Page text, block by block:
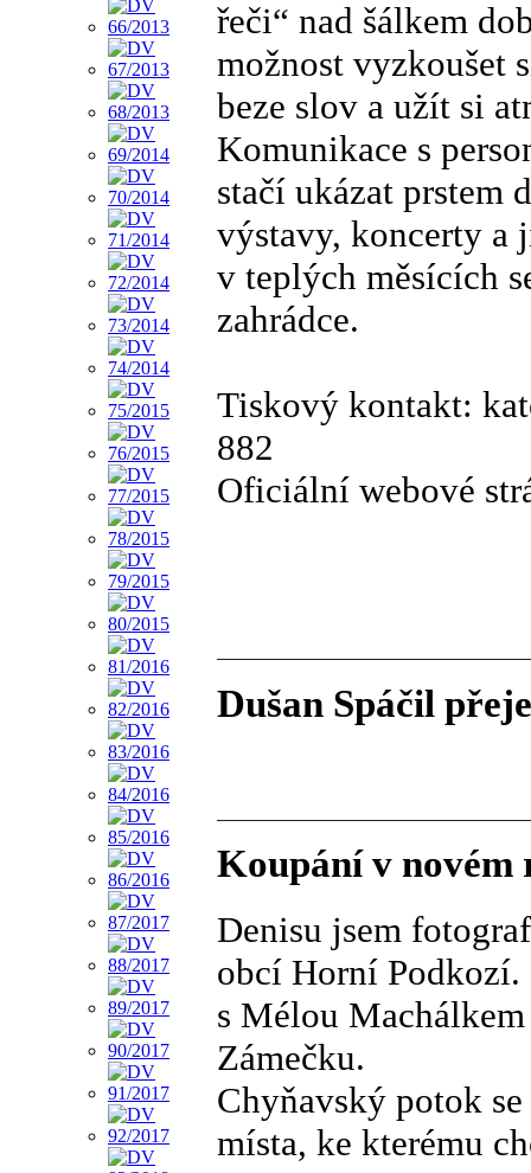
řeči“ nad šálkem
možnost vyzkoušet
beze slov a užít si
Komunikace s
stačí ukázat prstem
výstavy, koncerty a
v teplých měsících
zahrádce.
Tiskový kontakt:
882
Oficiální webové
Dušan Spáčil
Koupání v novém
Denisu jsem
obcí Horní Podkozí.
s Mélou
Zámečku.
Chyňavský potok
místa, ke kterému